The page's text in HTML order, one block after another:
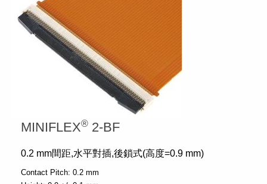
MINIFLEX® 2-BF
0.2 mm間距,水平對插,後鎖式(高度=0.9 mm)
Contact Pitch: 0.2 mm